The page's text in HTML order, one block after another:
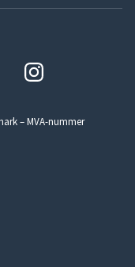
– MVA-nummer